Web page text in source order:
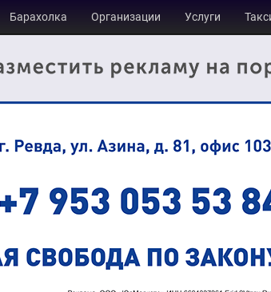
Барахолка Организации Услуги